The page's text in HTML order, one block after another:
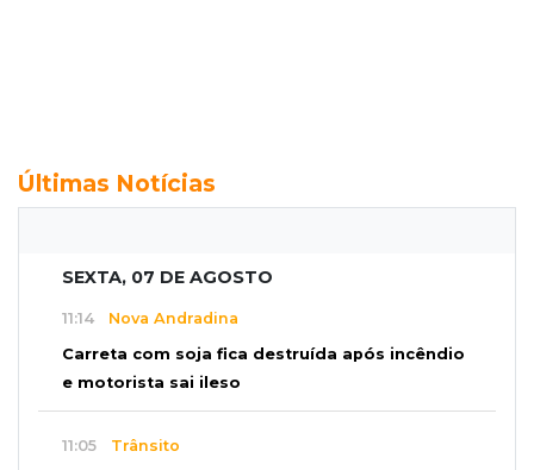
Últimas Notícias
SEXTA, 07 DE AGOSTO
11:14 Nova Andradina
Carreta com soja fica destruída após incêndio
e motorista sai ileso
11:05 Trânsito